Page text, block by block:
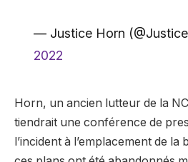
— Justice Horn
2022
Horn, un ancien lutteur de la
tiendrait une conférence de
l’incident à l’emplacement de